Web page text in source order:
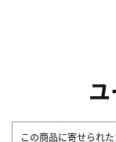
この商品に寄せられ